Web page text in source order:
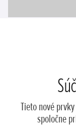
Tieto nové
spoločne